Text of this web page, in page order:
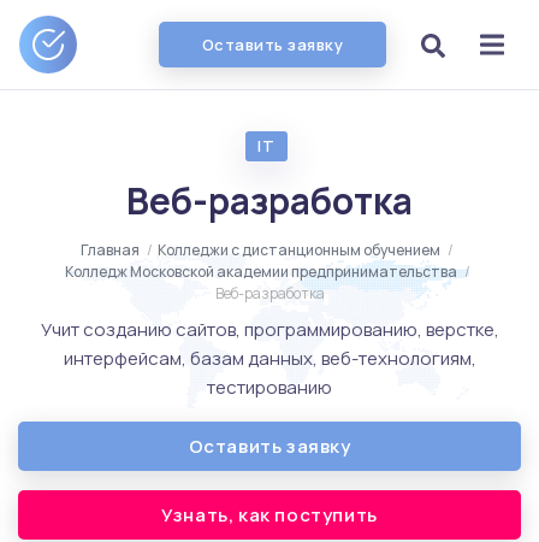
Оставить заявку
IT
Веб-разработка
Главная / Колледжи с дистанционным обучением /
Колледж Московской академии предпринимательства /
Веб-разработка
Учит созданию сайтов, программированию, верстке,
интерфейсам, базам данных, веб-технологиям,
тестированию
Оставить заявку
Узнать, как поступить